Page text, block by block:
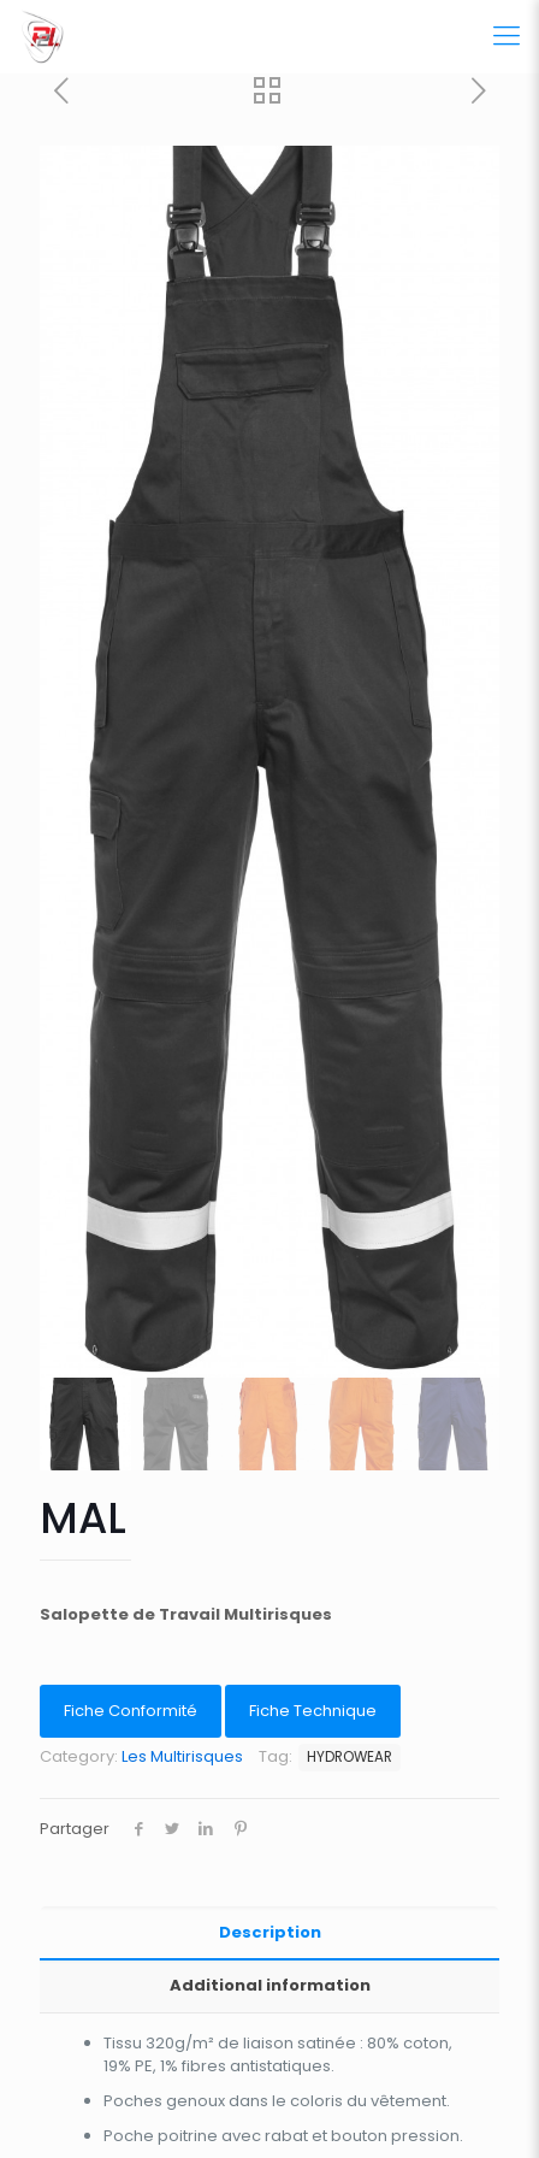
MAL
Salopette de Travail Multirisques
Fiche Conformité
Fiche Technique
Category: Les Multirisques Tag: HYDROWEAR
Partager
Description
Additional information
Tissu 320g/m² de liaison satinée : 80% coton,
19% PE, 1% fibres antistatiques.
Poches genoux dans le coloris du vêtement.
Poche poitrine avec rabat et bouton pression.